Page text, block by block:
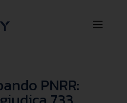
PNRR: